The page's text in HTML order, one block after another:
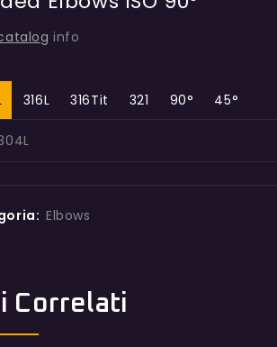
info
316L 316Tit 321 90° 45°
Elbows
Correlati